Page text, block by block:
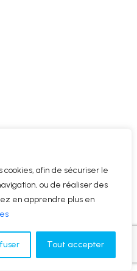
afin de sécuriser le
ou de réaliser des
en apprendre plus en
Tout accepter